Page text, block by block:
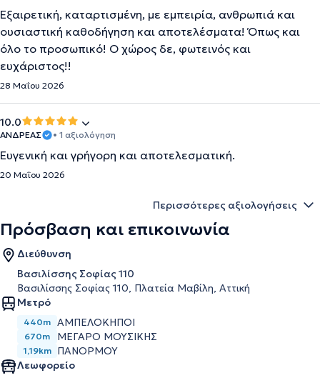
Εξαιρετική, καταρτισμένη, με εμπειρία, ανθρωπιά και
ουσιαστική καθοδήγηση και αποτελέσματα! Όπως και
όλο το προσωπικό! Ο χώρος δε, φωτεινός και
ευχάριστος!!
28 Μαΐου 2026
10.0
ΑΝΔΡΕΑΣ • 1 αξιολόγηση
Ευγενική και γρήγορη και αποτελεσματική.
20 Μαΐου 2026
Περισσότερες αξιολογήσεις
Πρόσβαση και επικοινωνία
Διεύθυνση
Βασιλίσσης Σοφίας 110
Βασιλίσσης Σοφίας 110, Πλατεία Μαβίλη, Αττική
Μετρό
440m ΑΜΠΕΛΟΚΗΠΟΙ
670m ΜΕΓΑΡΟ ΜΟΥΣΙΚΗΣ
1,19km ΠΑΝΟΡΜΟΥ
Λεωφορείο